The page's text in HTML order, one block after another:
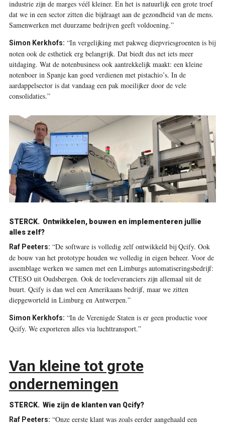
industrie zijn de marges véél kleiner. En het is natuurlijk een grote troef
dat we in een sector zitten die bijdraagt aan de gezondheid van de mens.
Samenwerken met duurzame bedrijven geeft voldoening.”
Simon Kerkhofs: “In vergelijking met pakweg diepvriesgroenten is bij
noten ook de esthetiek erg belangrijk. Dat biedt dus net iets meer
uitdaging. Wat de notenbusiness ook aantrekkelijk maakt: een kleine
notenboer in Spanje kan goed verdienen met pistachio’s. In de
aardappelsector is dat vandaag een pak moeilijker door de vele
consolidaties.”
STERCK. Ontwikkelen, bouwen en implementeren jullie
alles zelf?
Raf Peeters: “De software is volledig zelf ontwikkeld bij Qcify. Ook
de bouw van het prototype houden we volledig in eigen beheer. Voor de
assemblage werken we samen met een Limburgs automatiseringsbedrijf:
CTESO uit Oudsbergen. Ook de toeleveranciers zijn allemaal uit de
buurt. Qcify is dan wel een Amerikaans bedrijf, maar we zitten
diepgeworteld in Limburg en Antwerpen.”
Simon Kerkhofs: “In de Verenigde Staten is er geen productie voor
Qcify. We exporteren alles via luchttransport.”
Van kleine tot grote
ondernemingen
STERCK. Wie zijn de klanten van Qcify?
Raf Peeters: “Onze eerste klant was zoals eerder aangehaald een